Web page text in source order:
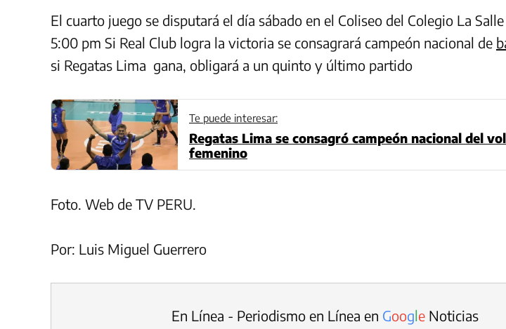
El cuarto juego se disputará el día sábado en el Coliseo del Colegio La
5:00 pm Si Real Club logra la victoria se consagrará campeón nacional de
si Regatas Lima gana, obligará a un quinto y último partido
Te puede interesar:
Regatas Lima se consagró campeón nacional del
femenino
Foto. Web de TV PERU.
Por: Luis Miguel Guerrero
En Línea - Periodismo en Línea en GoogleNoticias